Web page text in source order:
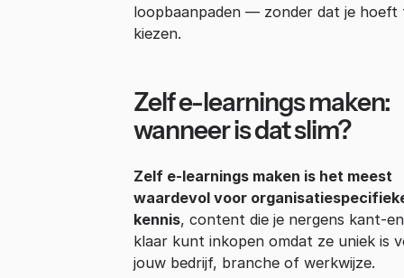
loopbaanpaden — zonder dat je hoeft
kiezen.
Zelf e-learnings maken:
wanneer is dat slim?
Zelf e-learnings maken is het meest
waardevol voor
kennis, content die je nergens kant-
klaar kunt inkopen omdat ze uniek is
jouw bedrijf, branche of werkwijze.